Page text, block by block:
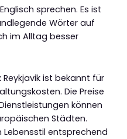
sprechen. Es ist
Wörter auf
im Alltag besser
Reykjavik ist bekannt für
Die Preise
können
Städten.
Lebensstil entsprechend